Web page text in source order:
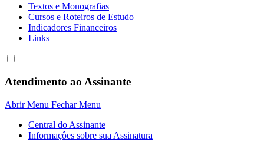
Textos e Monografias
Cursos e Roteiros de Estudo
Indicadores Financeiros
Links
Atendimento ao Assinante
Abrir Menu Fechar Menu
Central do Assinante
Informaçôes sobre sua Assinatura